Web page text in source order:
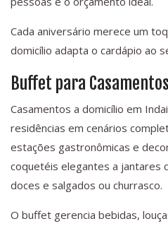
Cada aniversário merece um
domicílio adapta o cardápio ao
Buffet para Casamentos
Casamentos a domicílio em
residências em cenários
estações gastronômicas e
coquetéis elegantes a jantares
doces e salgados ou churrasco.
O buffet gerencia bebidas,